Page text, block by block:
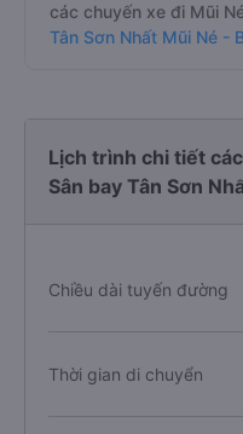
các chuyến xe đi Mũi
Tân Sơn Nhất Mũi Né -
Lịch trình chi tiết
Sân bay Tân Sơn
Chiều dài tuyến đường
Thời gian di chuyển